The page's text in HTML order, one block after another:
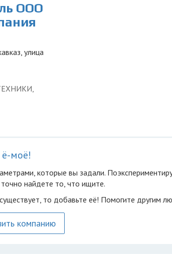
ООО
улица
ё-моё!
которые вы задали.
найдете то, что ищите.
то добавьте её! Помогите другим
компанию